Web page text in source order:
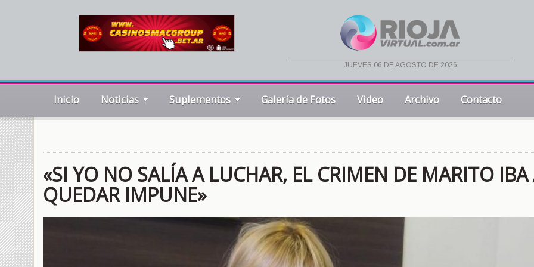
jueves 06 de agosto de 2026
Inicio Noticias Suplementos Galería de Fotos Video Archivo Contacto
«SI YO NO SALÍA A LUCHAR, EL CRIMEN DE MARITO IBA
QUEDAR IMPUNE»